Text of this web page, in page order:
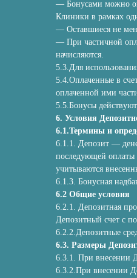
— Бонусами можно
Клиники в рамках
— Оставшиеся не
— При частичной
начисляются.
5.3.Для
5.4.Оплаченные в
оплаченной ими
5.5.Бонусы
6. Условия
6.1.Термины и
6.1.1. Депозит —
последующей оплаты
учитываются
6.1.3. Бонусная
6.2 Общие условия
6.2.1. Депозитная
Депозитный счет с
6.2.2.Депозитные
6.3. Размеры
6.3.1. При внесении
6.3.2.При внесении